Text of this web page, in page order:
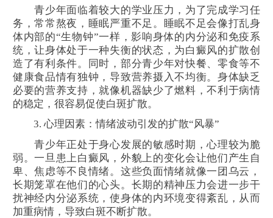
青少年面临着较大的学业压力，为了完成学习任
务，常常熬夜，睡眠严重不足。睡眠不足会像打乱身
体内部的“生物钟”一样，影响身体的内分泌和免疫系
统，让身体处于一种失衡的状态，为白癜风的扩散创
造了有利条件。同时，部分青少年对快餐、零食等不
健康食品情有独钟，导致营养摄入不均衡。身体缺乏
必要的营养支持，就像机器缺少了燃料，不利于病情
的稳定，很容易促使白斑扩散。
3. 心理因素：情绪波动引发的扩散“风暴”
青少年正处于身心发展的敏感时期，心理较为脆
弱。一旦患上白癜风，外貌上的变化会让他们产生自
卑、焦虑等不良情绪。这些负面情绪就像一团乌云，
长期笼罩在他们的心头。长期的精神压力会进一步干
扰神经内分泌系统，使身体的内环境变得紊乱，从而
加重病情，导致白斑不断扩散。